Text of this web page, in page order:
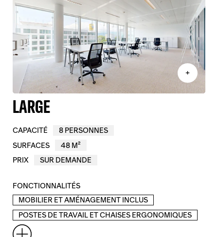
+
LARGE
CAPACITÉ
8 PERSONNES
SURFACES
48 M²
PRIX
SUR DEMANDE
FONCTIONNALITÉS
MOBILIER ET AMÉNAGEMENT INCLUS
POSTES DE TRAVAIL ET CHAISES ERGONOMIQUES